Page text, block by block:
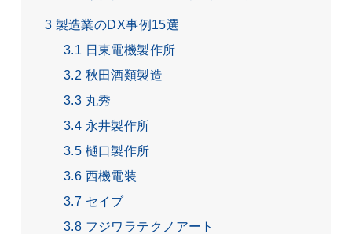
3 製造業のDX事例15選
3.1 日東電機製作所
3.2 秋田酒類製造
3.3 丸秀
3.4 永井製作所
3.5 樋口製作所
3.6 西機電装
3.7 セイブ
3.8 フジワラテクノアート